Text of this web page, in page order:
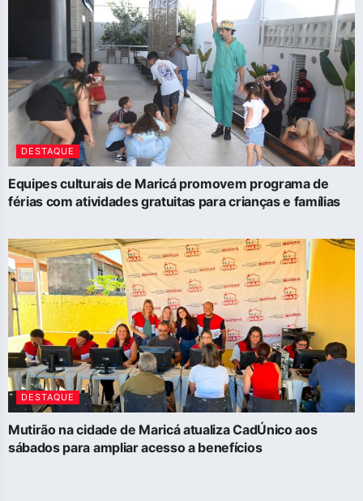
DESTAQUE
Equipes culturais de Maricá promovem programa de
férias com atividades gratuitas para crianças e famílias
DESTAQUE
Mutirão na cidade de Maricá atualiza CadÚnico aos
sábados para ampliar acesso a benefícios